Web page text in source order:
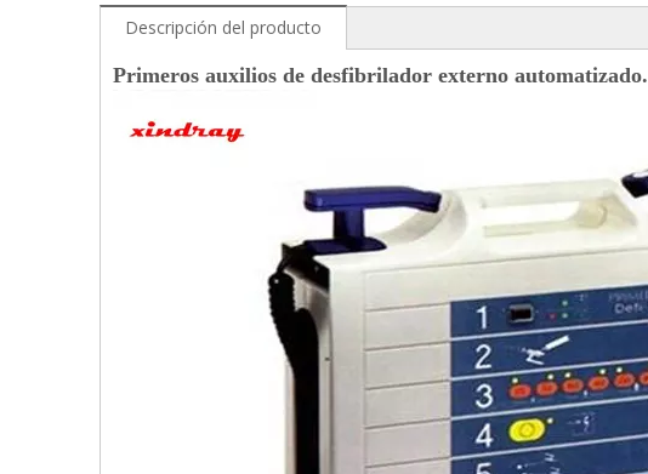
Descripción del producto
Primeros auxilios de desfibrilador externo automatizado.